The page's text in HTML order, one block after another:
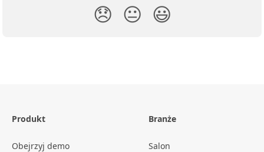
😞 😐 😃
Produkt
Obejrzyj demo
Branże
Salon